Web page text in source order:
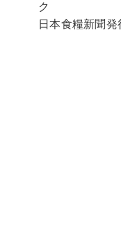
ク
日本食糧新聞発